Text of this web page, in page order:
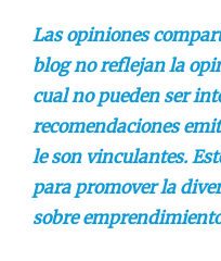
Las opiniones
blog no reflejan la
cual no pueden ser
recomendaciones
le son vinculantes.
para promover la
sobre